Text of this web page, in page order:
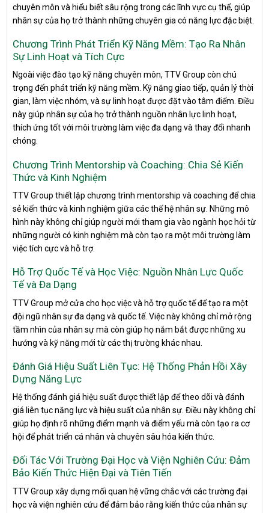
chuyên môn và hiểu biết sâu rộng trong các lĩnh vực cụ thể, giúp
nhân sự của họ trở thành những chuyên gia có năng lực đặc biệt.
Chương Trình Phát Triển Kỹ Năng Mềm: Tạo Ra Nhân
Sự Linh Hoạt và Tích Cực
Ngoài việc đào tạo kỹ năng chuyên môn, TTV Group còn chú
trọng đến phát triển kỹ năng mềm. Kỹ năng giao tiếp, quản lý thời
gian, làm việc nhóm, và sự linh hoạt được đặt vào tâm điểm. Điều
này giúp nhân sự của họ trở thành nguồn nhân lực linh hoạt,
thích ứng tốt với môi trường làm việc đa dạng và thay đổi nhanh
chóng.
Chương Trình Mentorship và Coaching: Chia Sẻ Kiến
Thức và Kinh Nghiệm
TTV Group thiết lập chương trình mentorship và coaching để chia
sẻ kiến thức và kinh nghiệm giữa các thế hệ nhân sự. Những mô
hình này không chỉ giúp người mới tham gia vào ngành học hỏi từ
những người có kinh nghiệm mà còn tạo ra một môi trường làm
việc tích cực và hỗ trợ.
Hỗ Trợ Quốc Tế và Học Việc: Nguồn Nhân Lực Quốc
Tế và Đa Dạng
TTV Group mở cửa cho học việc và hỗ trợ quốc tế để tạo ra một
đội ngũ nhân sự đa dạng và quốc tế. Việc này không chỉ mở rộng
tầm nhìn của nhân sự mà còn giúp họ nắm bắt được những xu
hướng và kỹ năng mới từ các thị trường khác nhau.
Đánh Giá Hiệu Suất Liên Tục: Hệ Thống Phản Hồi Xây
Dựng Năng Lực
Hệ thống đánh giá hiệu suất được thiết lập để theo dõi và đánh
giá liên tục năng lực và hiệu suất của nhân sự. Điều này không chỉ
giúp họ định rõ những điểm mạnh và điểm yếu mà còn tạo ra cơ
hội để phát triển cá nhân và chuyên sâu hóa kiến thức.
Đối Tác Với Trường Đại Học và Viện Nghiên Cứu: Đảm
Bảo Kiến Thức Hiện Đại và Tiên Tiến
TTV Group xây dựng mối quan hệ vững chắc với các trường đại
học và viện nghiên cứu để đảm bảo rằng kiến thức của nhân sự